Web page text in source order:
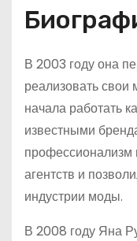
В 2003 году она
реализовать
начала работать
известными
агентств и
индустрии моды.
В 2008 году Яна